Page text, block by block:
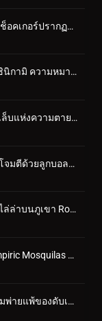
ตอนที่ 67 ผู้นำช็อคเกอร์ปรากฏตัว! ผู้ขับขี่ตกอยู่ในอันตราย
ตอนที่ 68 ดร.ชินิกามิ ความหมายที่แท้จริงของความหวาดกลัว?
ตอนที่ 69 กรงเล็บแห่งความตายของมอนสเตอร์ กิลเลอร์คริกเก็ต
ตอนที่ 70 การโจมตีด้วยลูกบอลไฟของ Monster Electric-Guitarbotal
ตอนที่ 71 การไล่ล่าบนภูเขา Rokkoudai ของ Monster Horseflygomes
ตอนที่ 72 Vampiric Mosquilas ปะทะ ทูไรเดอร์ส
ตอนที่ 73 ความพ่ายแพ้ของดับเบิ้ลไรเดอร์ส! ชิโอมาเนกิง